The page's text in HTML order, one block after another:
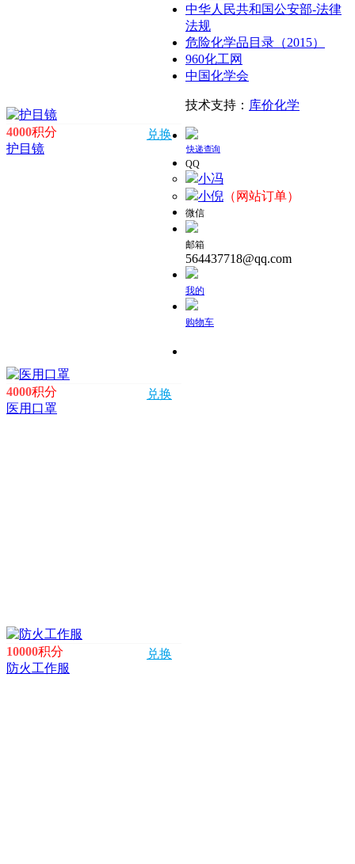
兑换
4000积分
护目镜
兑换
4000积分
医用口罩
兑换
10000积分
防火工作服
中华人民共和国公安部-法律
法规
危险化学品目录（2015）
960化工网
中国化学会
技术支持： 库价化学
快递查询
QQ
小冯
小倪 （网站订单）
微信
邮箱
564437718@qq.com
我的
购物车